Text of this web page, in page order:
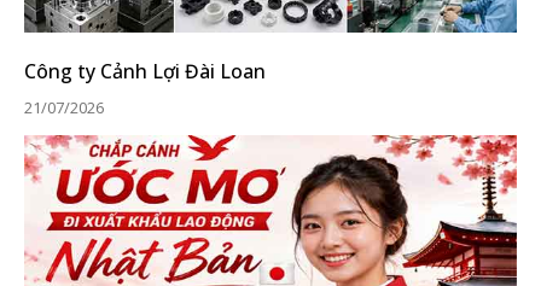
Công ty Cảnh Lợi Đài Loan
21/07/2026